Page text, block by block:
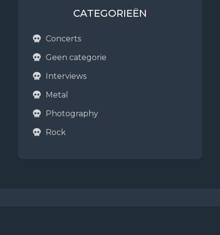
CATEGORIEËN
Concerts
Geen categorie
Interviews
Metal
Photography
Rock